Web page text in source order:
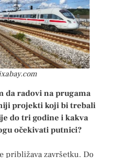
da radovi na prugama
projekti koji bi trebali
do tri godine i kakva
očekivati putnici?
približava završetku. Do